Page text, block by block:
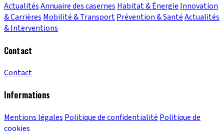
ActualitésAnnuaire des casernesHabitat & ÉnergieInnovation
& CarrièresMobilité & TransportPrévention & SantéActualités
& Interventions
Contact
Contact
Informations
Mentions légales Politique de confidentialité Politique de
cookies